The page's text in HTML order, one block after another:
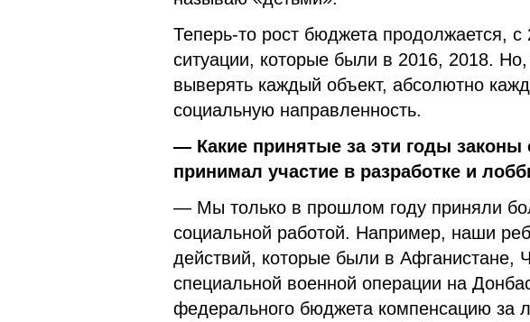
Теперь-то рост бюджета продолжается,
ситуации, которые были в 2016, 2018.
выверять каждый объект, абсолютно
социальную направленность.
— Какие принятые за эти годы законы
принимал участие в разработке и
— Мы только в прошлом году приняли
социальной работой. Например, наши
действий, которые были в Афганистане,
специальной военной операции на
федерального бюджета компенсацию за